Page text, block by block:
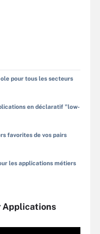
pour tous les secteurs
en déclaratif "low-
favorites de vos pairs
les applications métiers
Applications